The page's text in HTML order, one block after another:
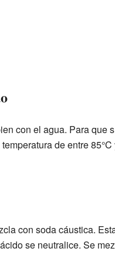
con el agua. Para que
de entre
con soda cáustica.
se neutralice. Se